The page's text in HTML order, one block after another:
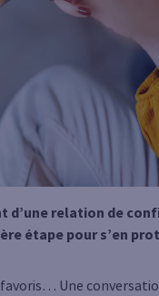
d’une relation de
étape pour s’en
favoris… Une